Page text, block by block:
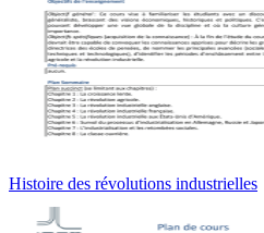
Histoire des révolutions industrielles